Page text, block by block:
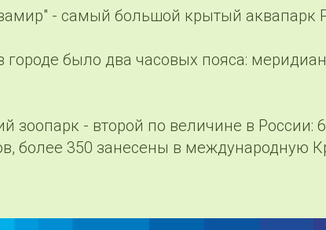
- самый большой крытый аквапарк
городе было два часовых пояса:
зоопарк - второй по величине в России:
более 350 занесены в международную